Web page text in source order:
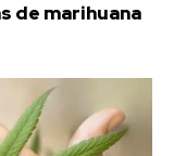
de marihuana